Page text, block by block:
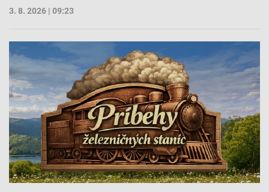
3. 8. 2026 | 09:23